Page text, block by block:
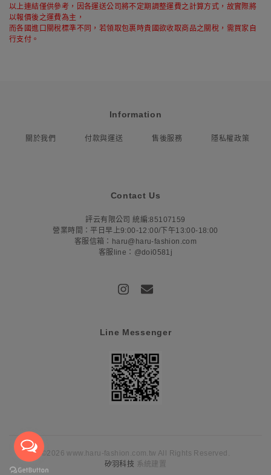
以上連結僅供參考，因各運送公司將不定期調整運費之計算方式，故實際將
以報價後之運費為主，
而各國進口關稅標準不同，若領取包裹時貴國欲收取商品之關稅，需買家自
行支付。
Information
關於我們 付款與運送 售後服務 隱私權政策
Contact Us
評云有限公司 統編:85107159
營業時間：平日早上9:00-12:00/下午13:00-18:00
客服信箱：haru@haru-fashion.com
客服line：@doi0581j
Line Messenger
©2026 www.haru-fashion.com.tw All Rights Reserved.
矽羽科技 系統建置